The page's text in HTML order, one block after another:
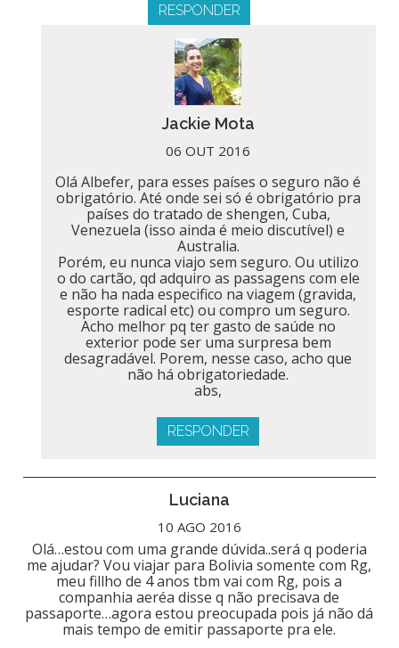
RESPONDER
Jackie Mota
06 OUT 2016
Olá Albefer, para esses países o seguro não é
obrigatório. Até onde sei só é obrigatório pra
países do tratado de shengen, Cuba,
Venezuela (isso ainda é meio discutível) e
Australia.
Porém, eu nunca viajo sem seguro. Ou utilizo
o do cartão, qd adquiro as passagens com ele
e não ha nada especifico na viagem (gravida,
esporte radical etc) ou compro um seguro.
Acho melhor pq ter gasto de saúde no
exterior pode ser uma surpresa bem
desagradável. Porem, nesse caso, acho que
não há obrigatoriedade.
abs,
RESPONDER
Luciana
10 AGO 2016
Olá…estou com uma grande dúvida..será q poderia
me ajudar? Vou viajar para Bolivia somente com Rg,
meu fillho de 4 anos tbm vai com Rg, pois a
companhia aeréa disse q não precisava de
passaporte…agora estou preocupada pois já não dá
mais tempo de emitir passaporte pra ele.